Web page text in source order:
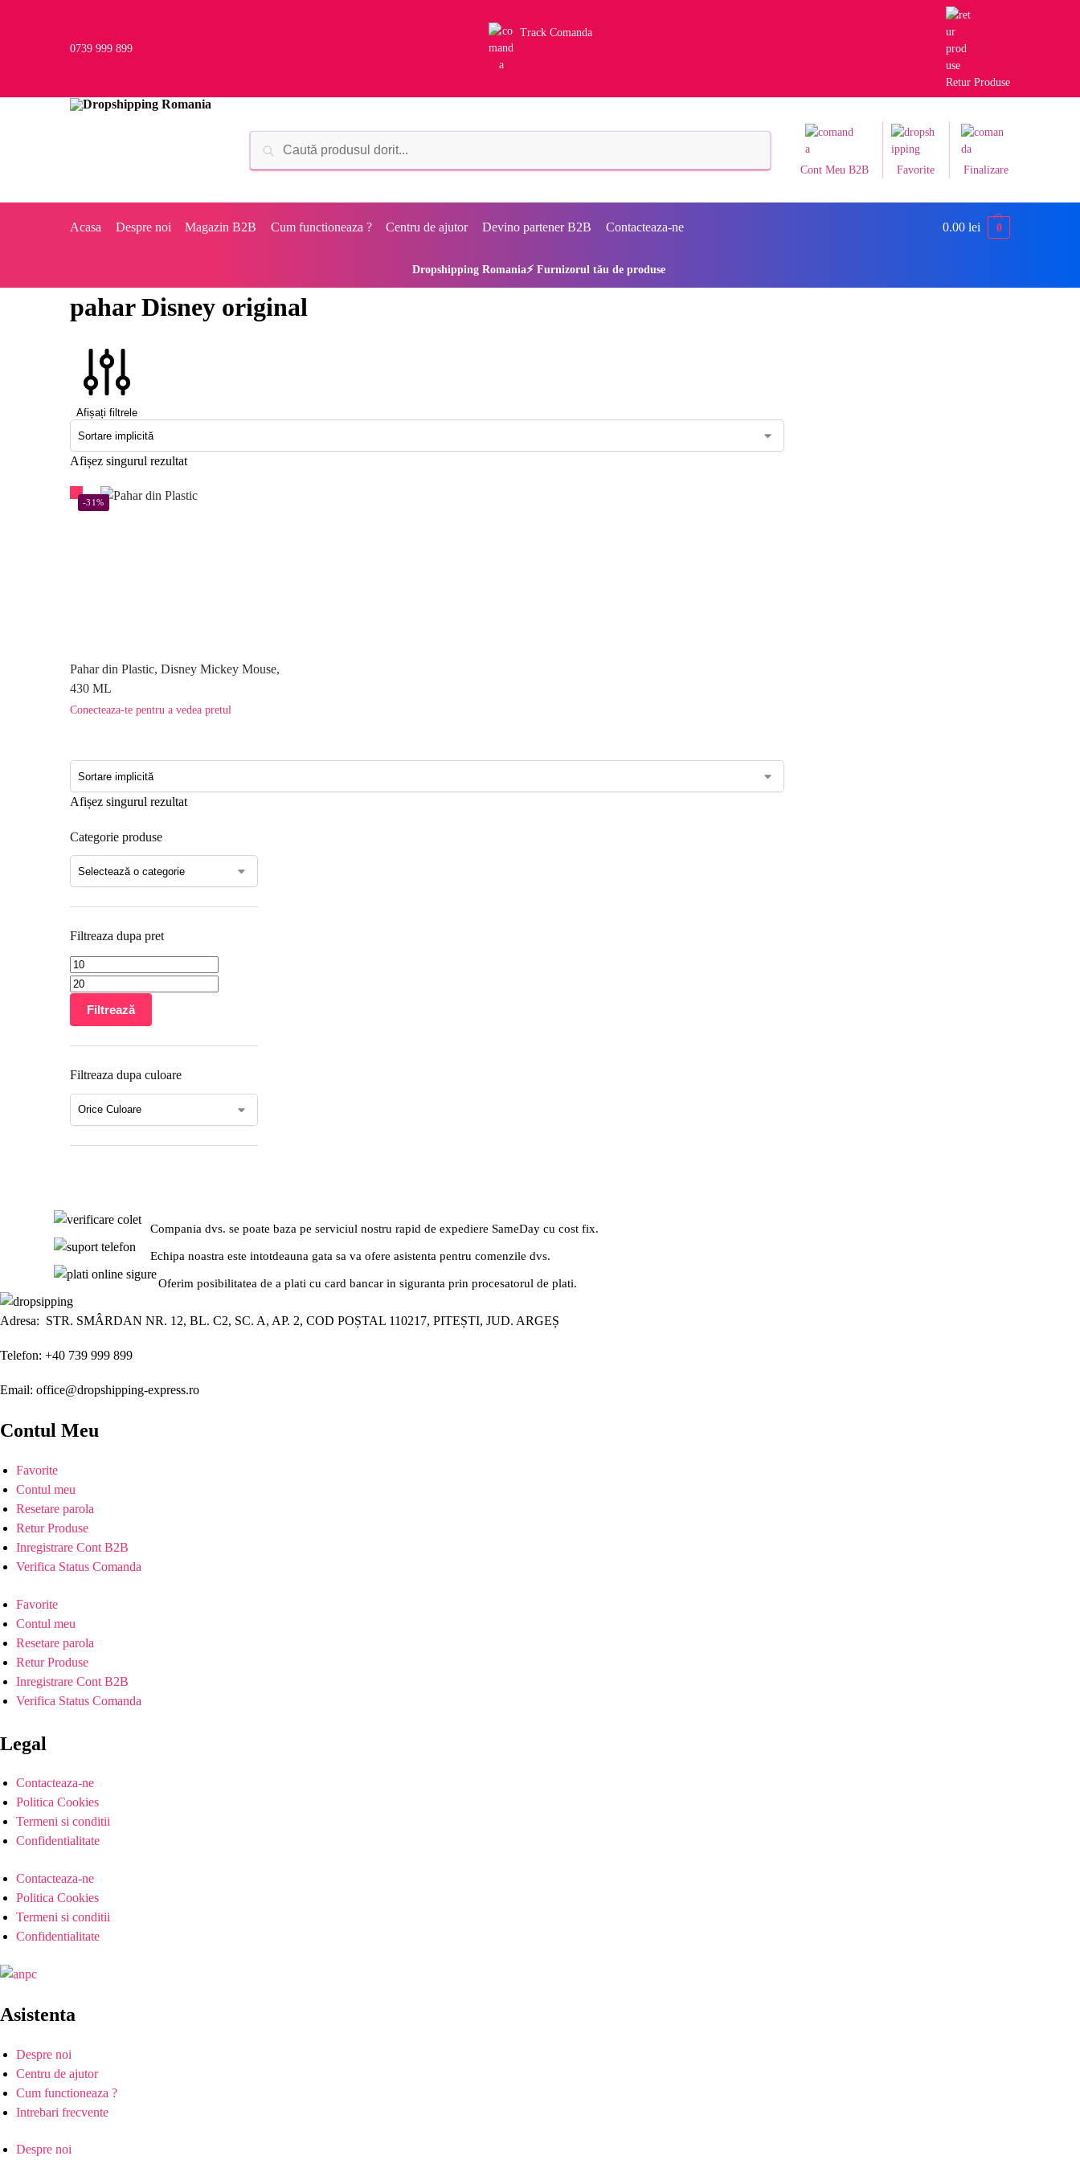
0739 999 899
Track Comanda
Retur Produse
Cont Meu B2B Favorite Finalizare
Acasa Despre noi Magazin B2B Cum functioneaza ? Centru de ajutor Devino partener B2B Contacteaza-ne 0.00 lei 0
Dropshipping Romania⚡ Furnizorul tău de produse
pahar Disney original
Afișați filtrele
Afișez singurul rezultat
-31%
Pahar din Plastic, Disney Mickey Mouse,
430 ML
Conecteaza-te pentru a vedea pretul
Afișez singurul rezultat
Categorie produse
Filtreaza dupa pret
Filtrează
Filtreaza dupa culoare
Compania dvs. se poate baza pe serviciul nostru rapid de expediere SameDay cu cost fix.
Echipa noastra este intotdeauna gata sa va ofere asistenta pentru comenzile dvs.
Oferim posibilitatea de a plati cu card bancar in siguranta prin procesatorul de plati.
Adresa: STR. SMÂRDAN NR. 12, BL. C2, SC. A, AP. 2, COD POȘTAL 110217, PITEȘTI, JUD. ARGEȘ
Telefon: +40 739 999 899
Email: office@dropshipping-express.ro
Contul Meu
Favorite
Contul meu
Resetare parola
Retur Produse
Inregistrare Cont B2B
Verifica Status Comanda
Favorite
Contul meu
Resetare parola
Retur Produse
Inregistrare Cont B2B
Verifica Status Comanda
Legal
Contacteaza-ne
Politica Cookies
Termeni si conditii
Confidentialitate
Contacteaza-ne
Politica Cookies
Termeni si conditii
Confidentialitate
Asistenta
Despre noi
Centru de ajutor
Cum functioneaza ?
Intrebari frecvente
Despre noi